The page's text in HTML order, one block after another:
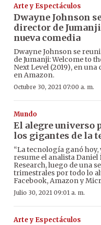
Arte y Espectáculos
Dwayne Johnson
director de
nueva comedia
Dwayne Johnson se
de Jumanji: Welcome to
Next Level (2019), en
en Amazon.
Octubre 30, 2021 07:00 a. m.
Mundo
El alegre universo
los gigantes de la
“La tecnología ganó hoy,
resume el analista
Research, luego de una
trimestrales por todo lo
Facebook, Amazon y
Julio 30, 2021 09:01 a. m.
Arte y Espectáculos